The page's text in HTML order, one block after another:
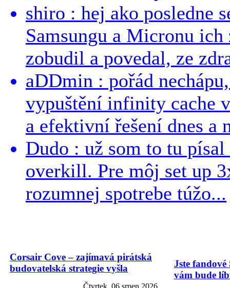
shiro : hej ako posledne
Samsungu a Micronu
zobudil a povedal, ze
aDDmin : pořád
vypuštění infinity cache
a efektivní řešení dnes a
Dudo : už som to tu
overkill. Pre môj set up
rozumnej spotrebe túžo...
Corsair Cove – zajímavá pirátská
budovatelská strategie vyšla
Čtvrtek, 06 srpen 2026
Jste
vám bude